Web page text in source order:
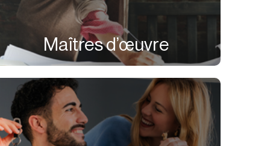
Maîtres d’œuvre